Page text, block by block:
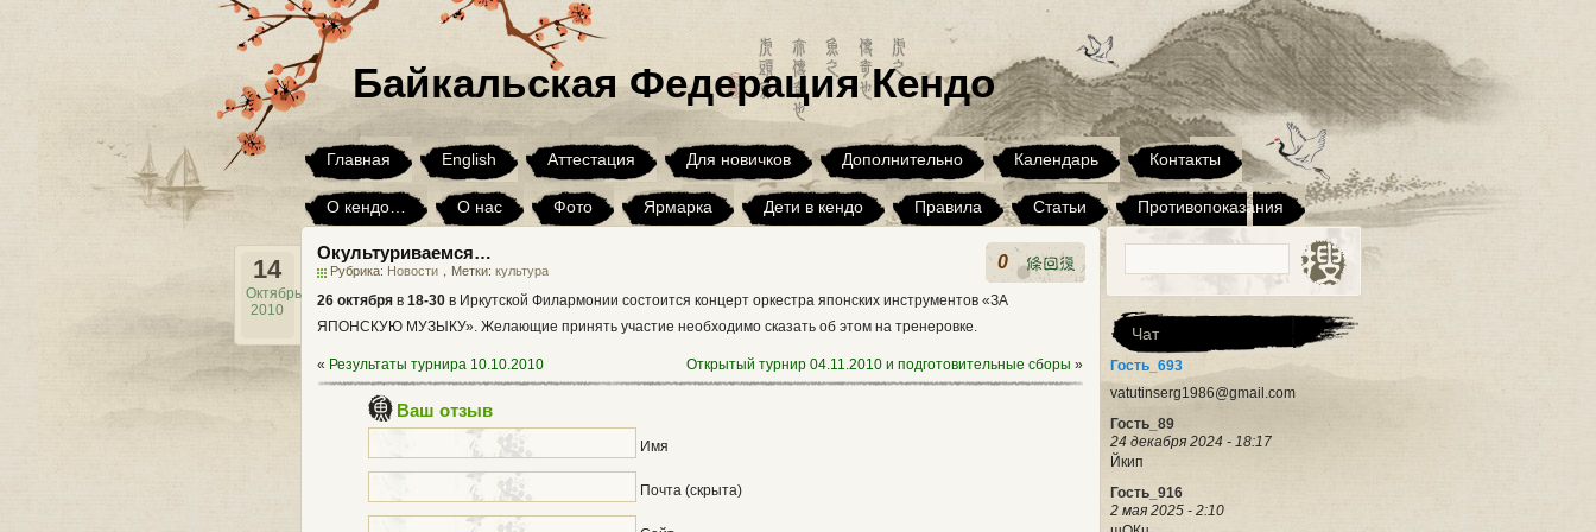
Байкальская Федерация Кендо
Главная English Аттестация Для новичков Дополнительно Календарь Контакты
О кендо… О нас Фото Ярмарка Дети в кендо Правила Статьи Противопоказания
Юмор Я хочу, но…
Окультуриваемся…
Рубрика: Новости ，Метки: культура
14
Октябрь
2010
0
26 октября в 18-30 в Иркутской Филармонии состоится концерт оркестра японских инструментов «ЗА
ЯПОНСКУЮ МУЗЫКУ». Желающие принять участие необходимо сказать об этом на тренеровке.
« Результаты турнира 10.10.2010 Открытый турнир 04.11.2010 и подготовительные сборы »
Ваш отзыв
Имя
Почта (скрыта)
Чат
Гость_693
Гость_411
12 марта 2023 - 10:11
Здравствуйте. Набор новичков во
взрослую группу будет только в
сентябре?
Сергей
17 июля 2023 - 16:51
Здравствуйте! Зовут меня Сергей, я
представляю рекламную компанию,
которая существует уже достаточно
давно. Нам приглянулся ваш сайт.
Возможна ли его покупка?
Интересует только лишь сайт с
доменным именем, без бизнеса,
Сергей
17 июля 2023 - 16:51
vatutinserg1986@gmail.com
Гость_89
24 декабря 2024 - 18:17
Йкип
Гость_916
2 мая 2025 - 2:10